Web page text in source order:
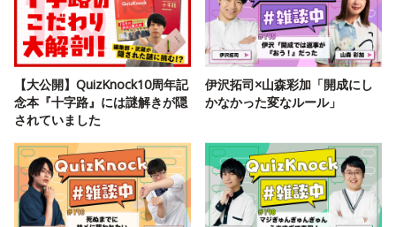
【大公開】QuizKnock10周年記
念本『十字路』には謎解きが隠
されていました
伊沢拓司×山森彩加「開成にし
かなかった変なルール」